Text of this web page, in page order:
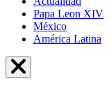
Papa Leon XIV
México
América Latina